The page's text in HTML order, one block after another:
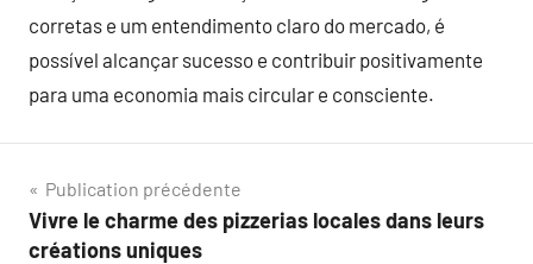
corretas e um entendimento claro do mercado, é
possível alcançar sucesso e contribuir positivamente
para uma economia mais circular e consciente.
Navigation
de
Publication précédente
Vivre le charme des pizzerias locales dans leurs
créations uniques